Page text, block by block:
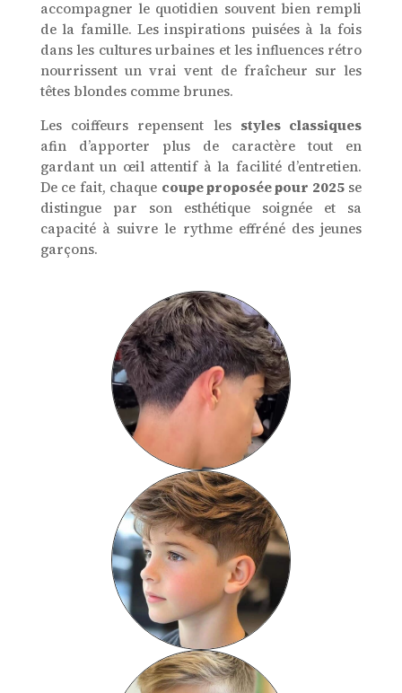
accompagner le quotidien souvent bien rempli
de la famille. Les inspirations puisées à la fois
dans les cultures urbaines et les influences rétro
nourrissent un vrai vent de fraîcheur sur les
têtes blondes comme brunes.
Les coiffeurs repensent les styles classiques
afin d’apporter plus de caractère tout en
gardant un œil attentif à la facilité d’entretien.
De ce fait, chaque coupe proposée pour 2025se
distingue par son esthétique soignée et sa
capacité à suivre le rythme effréné des jeunes
garçons.